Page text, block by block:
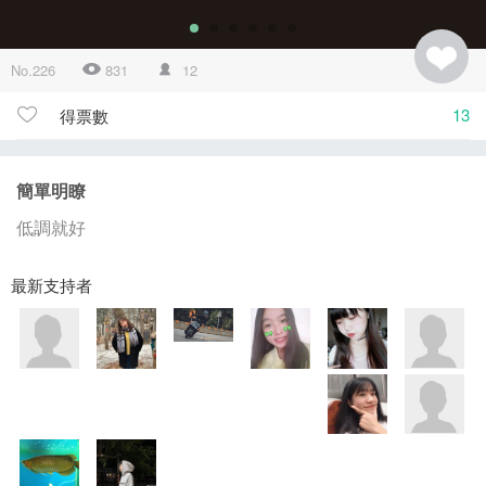
No.226 831 12
得票數 13
簡單明瞭
低調就好
最新支持者